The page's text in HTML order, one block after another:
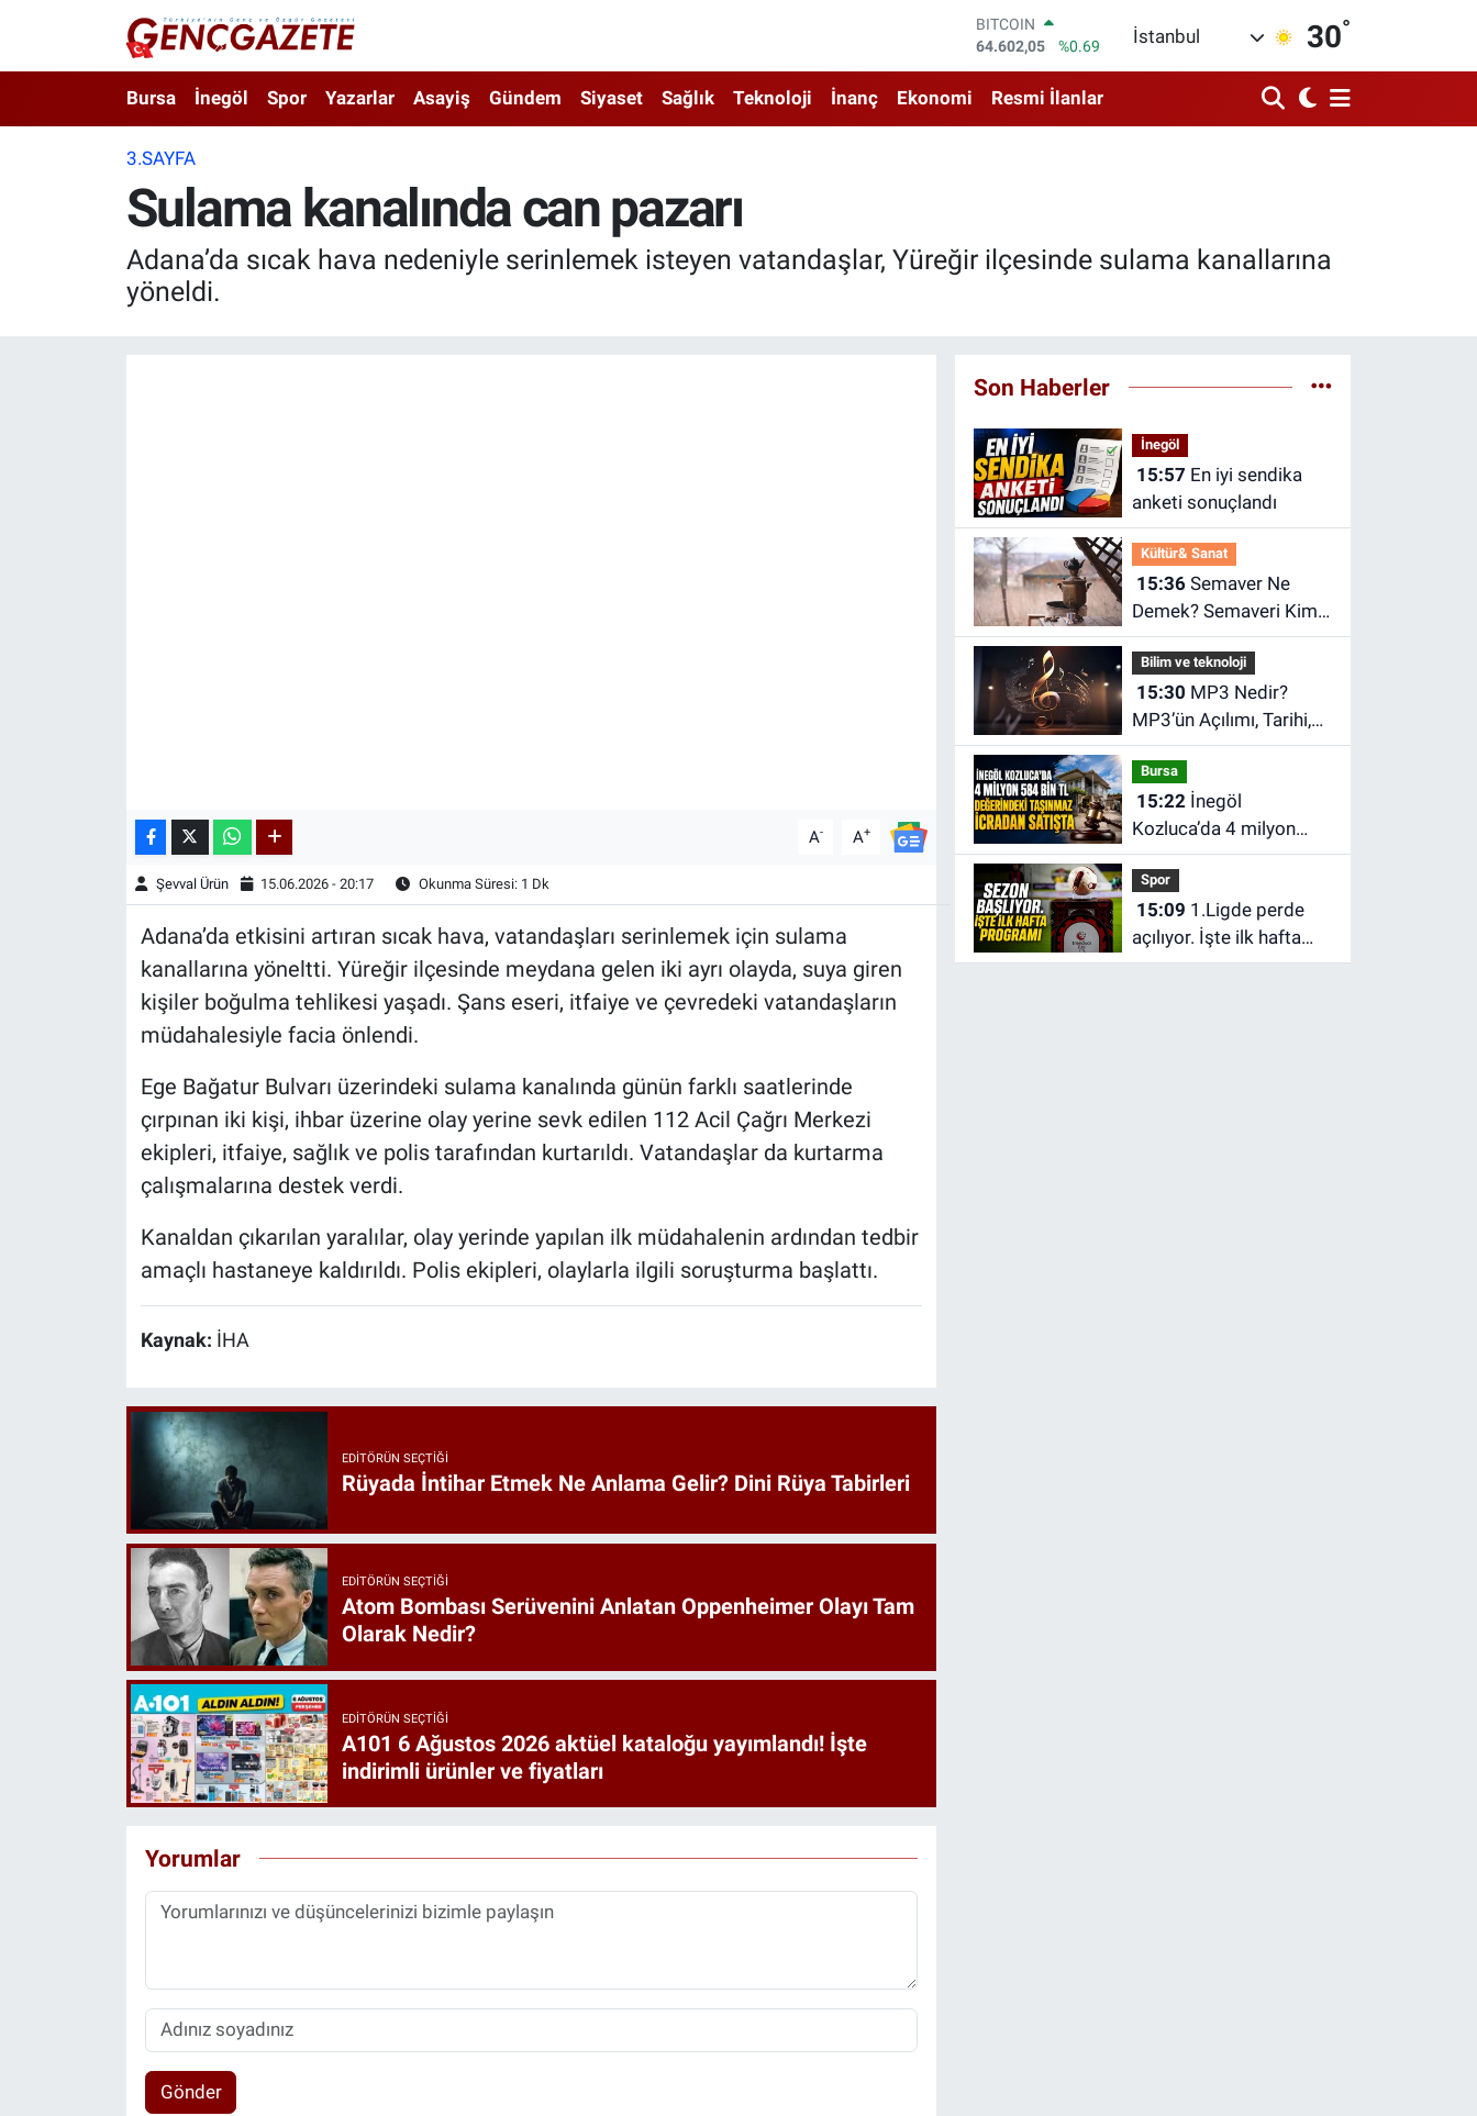
64.602,05
DOLAR
47,5986
%0.06
EURO
13.768
İstanbul 30°
Bursa İnegöl Spor Yazarlar Asayiş Gündem Siyaset Sağlık Teknoloji İnanç Ekonomi Resmi İlanlar
3.SAYFA
Sulama kanalında can pazarı
Adana’da sıcak hava nedeniyle serinlemek isteyen vatandaşlar, Yüreğir ilçesinde sulama kanallarına
yöneldi.
A- A+
Şevval Ürün 15.06.2026 - 20:17 Okunma Süresi: 1 Dk
Adana’da etkisini artıran sıcak hava, vatandaşları serinlemek için sulama
kanallarına yöneltti. Yüreğir ilçesinde meydana gelen iki ayrı olayda, suya giren
kişiler boğulma tehlikesi yaşadı. Şans eseri, itfaiye ve çevredeki vatandaşların
müdahalesiyle facia önlendi.
Ege Bağatur Bulvarı üzerindeki sulama kanalında günün farklı saatlerinde
çırpınan iki kişi, ihbar üzerine olay yerine sevk edilen 112 Acil Çağrı Merkezi
ekipleri, itfaiye, sağlık ve polis tarafından kurtarıldı. Vatandaşlar da kurtarma
çalışmalarına destek verdi.
Kanaldan çıkarılan yaralılar, olay yerinde yapılan ilk müdahalenin ardından tedbir
amaçlı hastaneye kaldırıldı. Polis ekipleri, olaylarla ilgili soruşturma başlattı.
Kaynak: İHA
EDITÖRÜN SEÇTIĞI
Rüyada İntihar Etmek Ne Anlama Gelir? Dini Rüya Tabirleri
EDITÖRÜN SEÇTIĞI
Atom Bombası Serüvenini Anlatan Oppenheimer Olayı Tam
Olarak Nedir?
EDITÖRÜN SEÇTIĞI
A101 6 Ağustos 2026 aktüel kataloğu yayımlandı! İşte
indirimli ürünler ve fiyatları
Yorumlar
Gönder
Son Haberler
İnegöl
15:57
anketi sonuçlandı
Kültür& Sanat
15:36Semaver Ne
Demek? Semaveri Kim
Buldu? Semaverde Çay
Nasıl Demlenir?
Bilim ve teknoloji
15:30
MP3’ün Açılımı, Tarihi,
Özellikleri ve Diğer Ses
Dosyalarından Farkları
Bursa
15:22İnegöl
Kozluca’da 4 milyon
584 bin TL değerindeki
taşınmaz icradan
satışta
Spor
15:09
açılıyor. İşte ilk hafta
programı
3.SAYFA
Nöbetçi Eczaneler
Trafik Durumu
Süper Lig Puan Durumu ve Fikstür
Tüm Manşetler